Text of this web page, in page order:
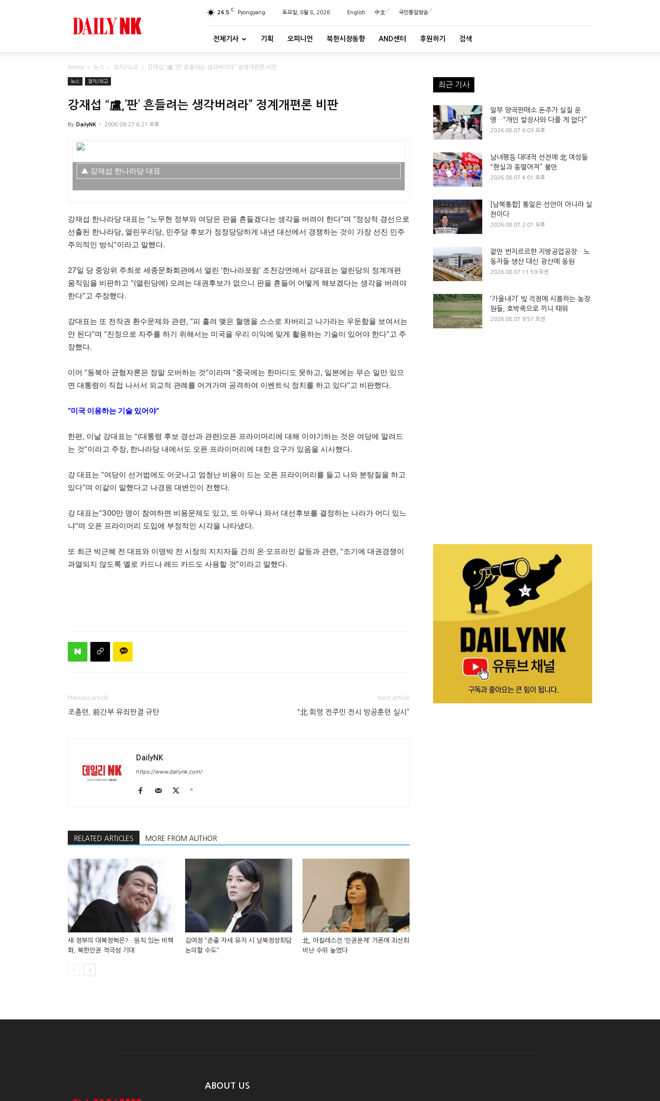
26.5 C Pyongyang 토요일, 8월 8, 2026 English 中文 국민통일방송
전체기사 기획 오피니언 북한시장동향 AND센터 후원하기 검색
Home 뉴스 정치/외교 강재섭 “盧,’판’ 흔들려는 생각버려라” 정계개편론 비판
뉴스 정치/외교
강재섭 “盧,’판’ 흔들려는 생각버려라” 정계개편론 비판
By DailyNK - 2006.09.27 6:21 오후
▲ 강재섭 한나라당 대표
강재섭 한나라당 대표는 “노무현 정부와 여당은 판을 흔들겠다는 생각을 버려야 한다”며 “정상적 경선으로
선출된 한나라당, 열린우리당, 민주당 후보가 정정당당하게 내년 대선에서 경쟁하는 것이 가장 선진 민주
주의적인 방식”이라고 말했다.
27일 당 중앙위 주최로 세종문화회관에서 열린 ‘한나라포럼’ 조찬강연에서 강대표는 열린당의 정계개편
움직임을 비판하고 “(열린당에) 오려는 대권후보가 없으니 판을 흔들어 어떻게 해보겠다는 생각을 버려야
한다”고 주장했다.
강대표는 또 전작권 환수문제와 관련, “피 흘려 맺은 혈맹을 스스로 차버리고 나가라는 우둔함을 보여서는
안 된다”며 “진정으로 자주를 하기 위해서는 미국을 우리 이익에 맞게 활용하는 기술이 있어야 한다”고 주
장했다.
이어 “동북아 균형자론은 정말 오버하는 것”이라며 “중국에는 한마디도 못하고, 일본에는 무슨 일만 있으
면 대통령이 직접 나서서 외교적 관례를 어겨가며 공격하여 이벤트식 정치를 하고 있다”고 비판했다.
“미국 이용하는 기술 있어야”
한편, 이날 강대표는 “(대통령 후보 경선과 관련)오픈 프라이머리에 대해 이야기하는 것은 여당에 말려드
는 것”이라고 주장, 한나라당 내에서도 오픈 프라이머리에 대한 요구가 있음을 시사했다.
강 대표는 “여당이 선거법에도 어긋나고 엄청난 비용이 드는 오픈 프라이머리를 들고 나와 분탕질을 하고
있다”며 이같이 말했다고 나경원 대변인이 전했다.
강 대표는“300만 명이 참여하면 비용문제도 있고, 또 아무나 와서 대선후보를 결정하는 나라가 어디 있느
냐”며 오픈 프라이머리 도입에 부정적인 시각을 나타냈다.
또 최근 박근혜 전 대표와 이명박 전 시장의 지지자들 간의 온∙오프라인 갈등과 관련, “조기에 대권경쟁이
과열되지 않도록 옐로 카드나 레드 카드도 사용할 것”이라고 말했다.
Previous article
조총련, 前간부 유죄판결 규탄
Next article
“北 회령 전주민 전시 방공훈련 실시”
DailyNK
https://www.dailynk.com/
RELATED ARTICLES MORE FROM AUTHOR
새 정부의 대북정책은?…원칙 있는 비핵
화, 북한인권 적극성 기대
김여정 “존중 자세 유지 시 남북정상회담
논의할 수도”
北, 아킬레스건 ‘인권문제’ 거론에 최선희
비난 수위 높였다
최근 기사
일부 양곡판매소 돈주가 실질 운
영…“개인 쌀장사와 다를 게 없다”
2026.08.07 6:03 오후
남녀평등 대대적 선전에 北 여성들
“현실과 동떨어져” 불만
2026.08.07 4:01 오후
[남북통합] 통일은 선언이 아니라 실
천이다
2026.08.07 2:01 오후
겉만 번지르르한 지방공업공장…노
동자들 생산 대신 광산에 동원
2026.08.07 11:59 오전
‘가을내기’ 빚 걱정에 시름하는 농장
원들, 호박죽으로 끼니 때워
2026.08.07 9:57 오전
ABOUT US